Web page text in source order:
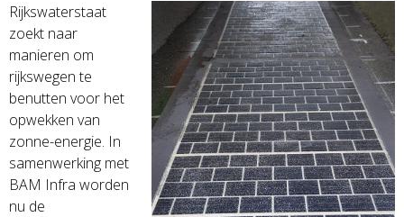
Rijkswaterstaat
zoekt naar
manieren om
rijkswegen te
benutten voor het
opwekken van
zonne-energie. In
samenwerking met
BAM Infra worden
nu de